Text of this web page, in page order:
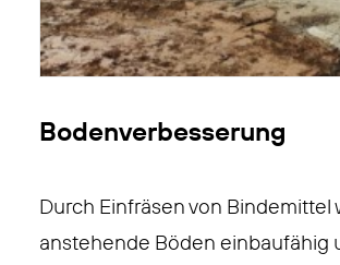
Bodenverbesserung
Durch Einfräsen von Bindemittel
anstehende Böden einbaufähig